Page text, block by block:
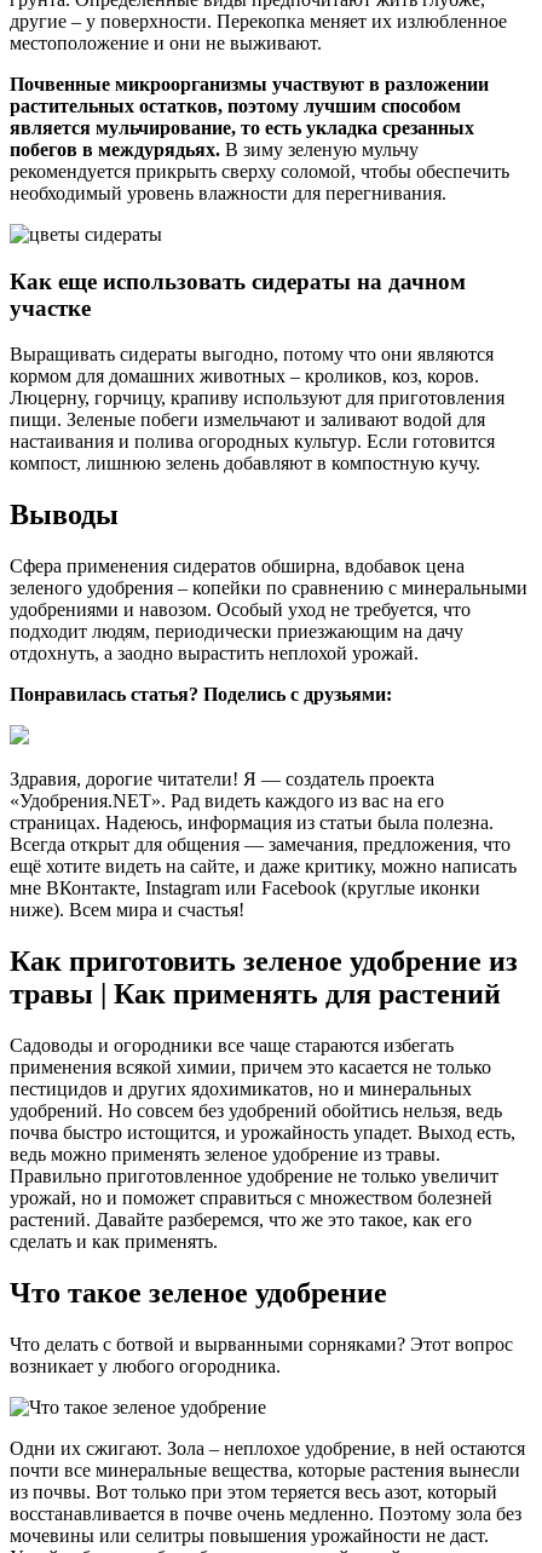
другие – у поверхности. Перекопка меняет их излюбленное
местоположение и они не выживают.
Почвенные микроорганизмы участвуют в разложении
растительных остатков, поэтому лучшим способом
является мульчирование, то есть укладка срезанных
побегов в междурядьях. В зиму зеленую мульчу
рекомендуется прикрыть сверху соломой, чтобы обеспечить
необходимый уровень влажности для перегнивания.
Как еще использовать сидераты на дачном
участке
Выращивать сидераты выгодно, потому что они являются
кормом для домашних животных – кроликов, коз, коров.
Люцерну, горчицу, крапиву используют для приготовления
пищи. Зеленые побеги измельчают и заливают водой для
настаивания и полива огородных культур. Если готовится
компост, лишнюю зелень добавляют в компостную кучу.
Выводы
Сфера применения сидератов обширна, вдобавок цена
зеленого удобрения – копейки по сравнению с минеральными
удобрениями и навозом. Особый уход не требуется, что
подходит людям, периодически приезжающим на дачу
отдохнуть, а заодно вырастить неплохой урожай.
Понравилась статья? Поделись с друзьями:
Здравия, дорогие читатели! Я — создатель проекта
«Удобрения.NET». Рад видеть каждого из вас на его
страницах. Надеюсь, информация из статьи была полезна.
Всегда открыт для общения — замечания, предложения, что
ещё хотите видеть на сайте, и даже критику, можно написать
мне ВКонтакте, Instagram или Facebook (круглые иконки
ниже). Всем мира и счастья!
Как приготовить зеленое удобрение из
травы | Как применять для растений
Садоводы и огородники все чаще стараются избегать
применения всякой химии, причем это касается не только
пестицидов и других ядохимикатов, но и минеральных
удобрений. Но совсем без удобрений обойтись нельзя, ведь
почва быстро истощится, и урожайность упадет. Выход есть,
ведь можно применять зеленое удобрение из травы.
Правильно приготовленное удобрение не только увеличит
урожай, но и поможет справиться с множеством болезней
растений. Давайте разберемся, что же это такое, как его
сделать и как применять.
Что такое зеленое удобрение
Что делать с ботвой и вырванными сорняками? Этот вопрос
возникает у любого огородника.
Одни их сжигают. Зола – неплохое удобрение, в ней остаются
почти все минеральные вещества, которые растения вынесли
из почвы. Вот только при этом теряется весь азот, который
восстанавливается в почве очень медленно. Поэтому зола без
мочевины или селитры повышения урожайности не даст.